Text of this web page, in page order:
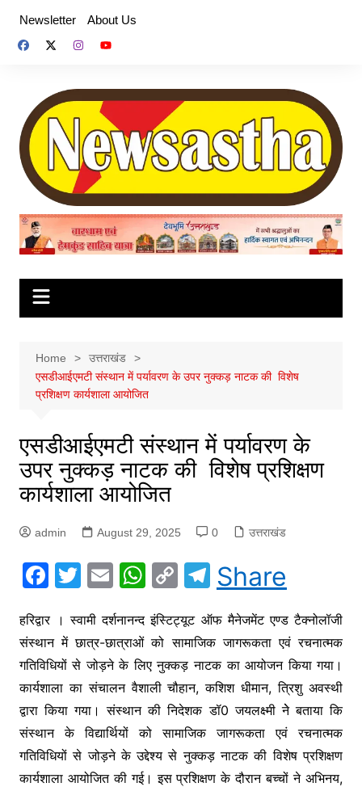
content
Newsletter About Us
Home
उत्तराखंड
एसडीआईएमटी संस्थान में पर्यावरण के उपर नुक्कड़ नाटक की विशेष
प्रशिक्षण कार्यशाला आयोजित
एसडीआईएमटी संस्थान में पर्यावरण के
उपर नुक्कड़ नाटक की विशेष प्रशिक्षण
कार्यशाला आयोजित
admin August 29, 2025 0 उत्तराखंड
F
c
e
b
o
o
k
T
itt
er
E
ai
l
W
at
s
A
p
p
C
p
y
Li
n
k
T
el
e
gr
a
m
Share
हरिद्वार । स्वामी दर्शनानन्द इंस्टिट्यूट ऑफ मैनेजमेंट एण्ड टैक्नोलॉजी
संस्थान में छात्र-छात्राओं को सामाजिक जागरूकता एवं रचनात्मक
गतिविधियों से जोड़ने के लिए नुक्कड़ नाटक का आयोजन किया गया।
कार्यशाला का संचालन वैशाली चौहान, कशिश धीमान, त्रिशु अवस्थी
द्वारा किया गया। संस्थान की निदेशक डॉ0 जयलक्ष्मी नेे बताया कि
संस्थान के विद्यार्थियों को सामाजिक जागरूकता एवं रचनात्मक
गतिविधियों से जोड़ने के उद्देश्य से नुक्कड़ नाटक की विशेष प्रशिक्षण
कार्यशाला आयोजित की गई। इस प्रशिक्षण के दौरान बच्चों ने अभिनय,